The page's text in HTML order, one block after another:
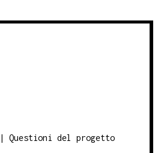
Questioni del progetto